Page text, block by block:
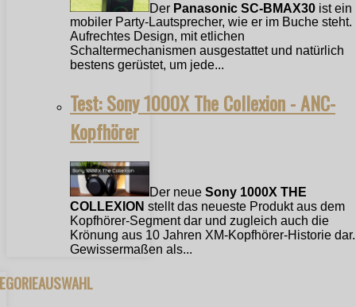
Der Panasonic SC-BMAX30 ist ein
mobiler Party-Lautsprecher, wie er im Buche steht.
Aufrechtes Design, mit etlichen
Schaltermechanismen ausgestattet und natürlich
bestens gerüstet, um jede...
Test: Sony 1000X The Collexion - ANC-
Kopfhörer
Der neue Sony 1000X THE
COLLEXION stellt das neueste Produkt aus dem
Kopfhörer-Segment dar und zugleich auch die
Krönung aus 10 Jahren XM-Kopfhörer-Historie dar.
Gewissermaßen als...